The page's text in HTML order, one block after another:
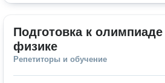
Подготовка к
физике
Репетиторы и обучение